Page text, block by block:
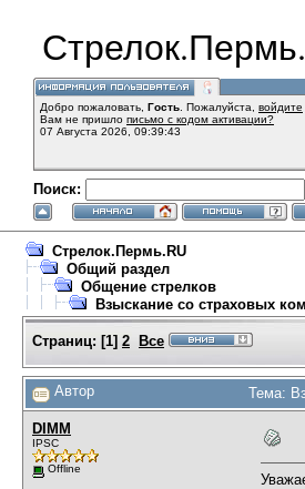
Добро пожаловать, Гость . Пожалуйста, войдите
Вам не пришло письмо с кодом активации?
07 Августа 2026, 09:39:43
Поиск:
Стрелок.Пермь.RU
Общий раздел
Общение стрелков
Взыскание со страховых
Страниц: [1] 2 Все
Автор Тема:
DIMM
IPSC
Offline